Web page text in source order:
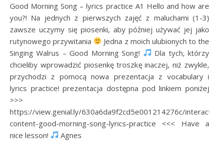
Good Morning Song – lyrics practice A1 Hello and how are
you?! Na jednych z pierwszych zajęć z maluchami (1-3)
zawsze uczymy się piosenki, aby później używać jej jako
rutynowego przywitania
Jedna z moich ulubionych to the
Singing Walrus – Good Morning Song!
Dla tych, którzy
chcieliby wprowadzić piosenkę troszkę inaczej, niż zwykle,
przychodzi z pomocą nowa prezentacja z vocabulary i
lyrics practice! prezentacja dostępna pod linkiem poniżej
>>>
https://view.genial.ly/630a6da9f2cd5e001214276c/
content-good-morning-song-lyrics-practice <<< Have a
nice lesson!
Agnes